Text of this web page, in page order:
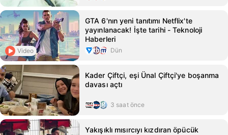
Video
GTA 6'nın yeni tanıtımı Netflix'te
yayınlanacak! İşte tarihi - Teknoloji
Haberleri
Dün
Kader Çiftçi, eşi Ünal Çiftçi'ye boşanma
davası açtı
3 saat önce
Yakışıklı mısırcıyı kızdıran öpücük